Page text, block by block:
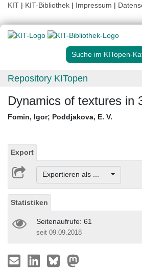
KIT | KIT-Bibliothek | Impressum |
Suche im KITopen-
Repository KITopen
Dynamics of textures in
Fomin, Igor; Poddjakova, E. V.
Export
Exportieren als ...
Statistiken
Seitenaufrufe: 61
seit 09.09.2018